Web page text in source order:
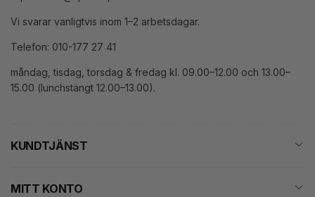
Vi svarar vanligtvis inom 1–2 arbetsdagar.
Telefon: 010-177 27 41
måndag, tisdag, torsdag & fredag kl. 09.00–12.00 och 13.00–
15.00 (lunchstängt 12.00–13.00).
KUNDTJÄNST
MITT KONTO